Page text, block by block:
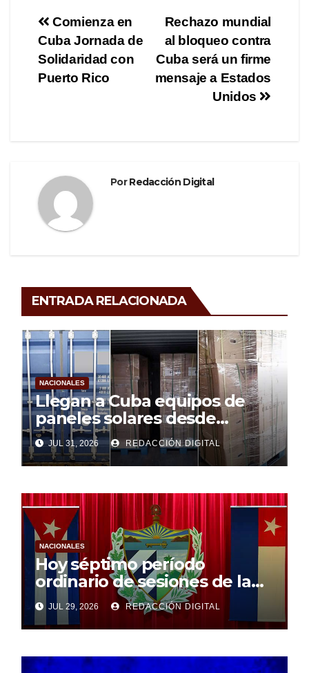
e
b
o
o
er gr
a
m
ar
tir
Navegación
de
entradas
Rechazo mundial
al bloqueo contra
Cuba será un firme
mensaje a Estados
Unidos
Comienza en
Cuba Jornada de
Solidaridad con
Puerto Rico
PorRedacción Digital
ENTRADA RELACIONADA
NACIONALES
Llegan a Cuba equipos de
paneles solares desde
Argentina
JUL 31, 2026 REDACCIÓN DIGITAL
NACIONALES
Hoy séptimo período
ordinario de sesiones de la
Asamblea Nacional
JUL 29, 2026 REDACCIÓN DIGITAL